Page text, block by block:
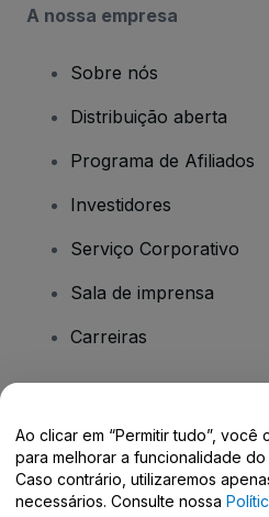
A nossa empresa
Sobre nós
Distribuição aberta
Programa de Afiliados
Investidores
Serviço Corporativo
Sala de imprensa
Carreiras
Centro de Ajuda / Fale
Ao clicar em “Permitir tudo”,
para melhorar a funcionalidade
Caso contrário, utilizaremos
necessários. Consulte nossa